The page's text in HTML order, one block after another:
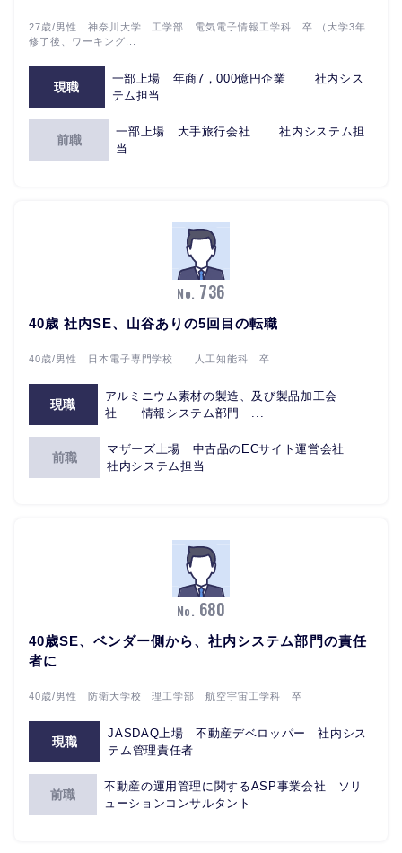
27歳/男性 神奈川大学 工学部 電気電子情報工学科 卒 （大学3年
修了後、ワーキング...
現職
一部上場 年商7，000億円企業 社内シス
テム担当
前職
一部上場 大手旅行会社 社内システム担
当
No. 736
40歳 社内SE、山谷ありの5回目の転職
40歳/男性 日本電子専門学校 人工知能科 卒
現職
アルミニウム素材の製造、及び製品加工会
社 情報システム部門 ...
前職
マザーズ上場 中古品のECサイト運営会社
社内システム担当
No. 680
40歳SE、ベンダー側から、社内システム部門の責任
者に
40歳/男性 防衛大学校 理工学部 航空宇宙工学科 卒
現職
JASDAQ上場 不動産デベロッパー 社内シス
テム管理責任者
前職
不動産の運用管理に関するASP事業会社 ソリ
ューションコンサルタント